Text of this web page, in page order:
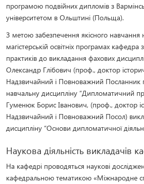
програмою подвійних дипломів з
університетом в Ольштині (Польща).
З метою забезпечення якісного навчання
магістерській освітніх програмах кафедра
практиків до викладання фахових
Олександр Глібович (проф., доктор
Надзвичайний і Повноважний Посланник
навчальну дисципліну “Дипломатичний
Гуменюк Борис Іванович, (проф., доктор
Надзвичайний і Повноважний Посол)
дисципліну “Основи дипломатичної
Наукова діяльність викладачів
На кафедрі проводяться наукові
кафедральною тематикою «Міжнародне